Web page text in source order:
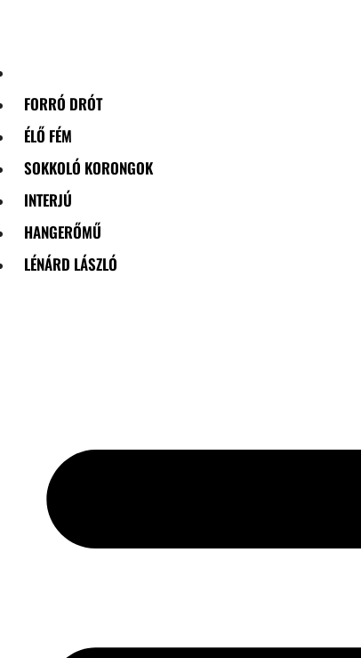
FORRÓ DRÓT
ÉLŐ FÉM
SOKKOLÓ KORONGOK
INTERJÚ
HANGERŐMŰ
LÉNÁRD LÁSZLÓ